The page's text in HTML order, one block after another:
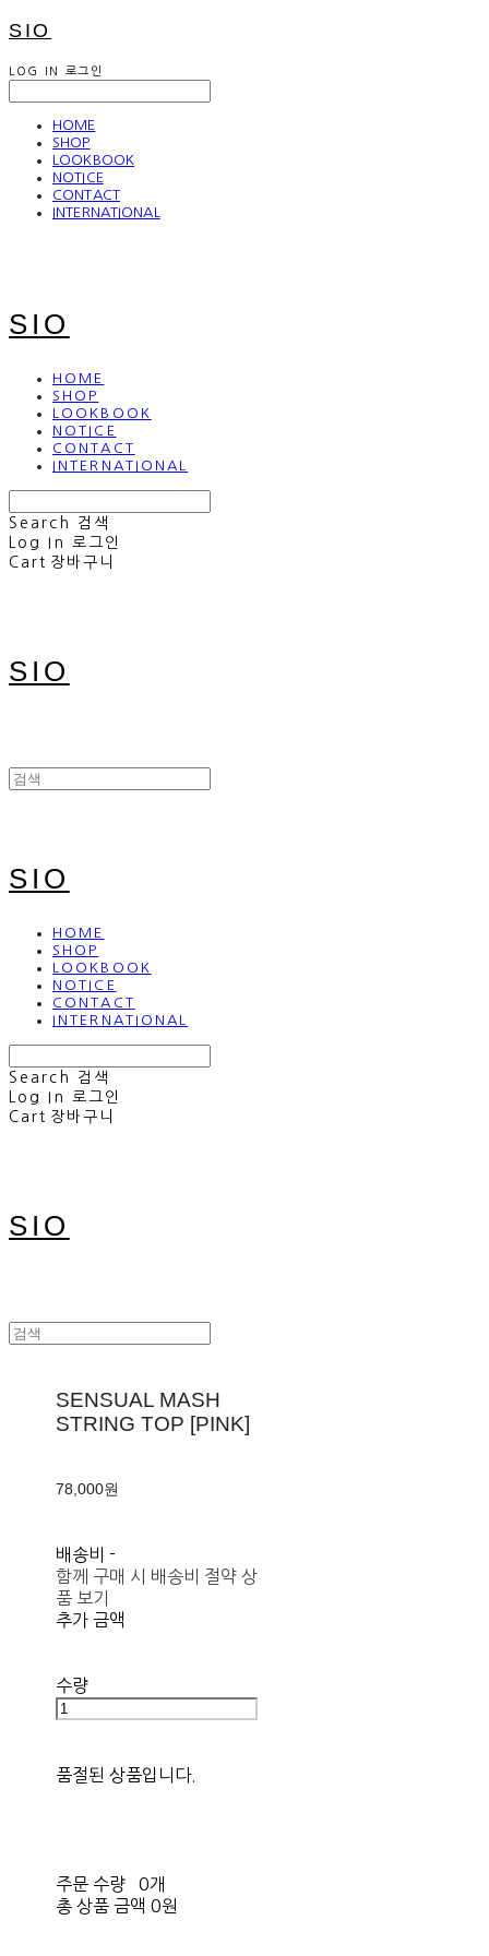
SIO
LOG IN 로그인
HOME
SHOP
LOOKBOOK
NOTICE
CONTACT
INTERNATIONAL
SIO
HOME
SHOP
LOOKBOOK
NOTICE
CONTACT
INTERNATIONAL
Search
검색
Log In
로그인
Cart 장바구니
SIO
SIO
HOME
SHOP
LOOKBOOK
NOTICE
CONTACT
INTERNATIONAL
Search
검색
Log In
로그인
Cart 장바구니
SIO
SENSUAL MASH
STRING TOP [PINK]
78,000원
배송비-
함께 구매 시 배송비 절약 상
품 보기
추가 금액
수량
품절된 상품입니다.
주문 수량
0개
총 상품 금액 0원